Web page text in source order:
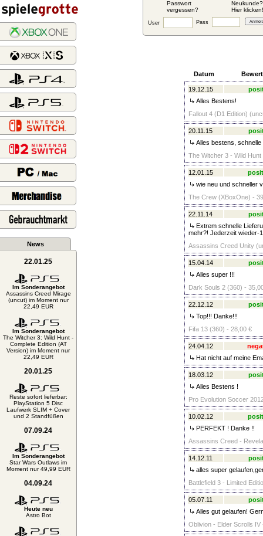
Passwort
vergessen?
Neukunde?
Hier klicken!
User Pass
News
22.01.25
Im Sonderangebot
Assassins Creed Mirage
(uncut) im Moment nur
22,49 EUR
Im Sonderangebot
The Witcher 3: Wild Hunt -
Complete Edition (AT
Version) im Moment nur
22,49 EUR
20.01.25
Reste sofort lieferbar:
PlayStation 5 Disc
Laufwerk SLIM + Cover
und 2 Standfüßen
07.09.24
Im Sonderangebot
Star Wars Outlaws im
Moment nur 49,99 EUR
04.09.24
Heute neu
Astro Bot
Datum
19.12.15
Alles Bestens!
Fallout 4 (D1 Edition)
20.11.15
Alles bestens, schnelle
The Witcher 3 - Wild
12.01.15
wie neu und schneller
The Crew (XBoxOne) -
22.11.14
Extrem schnelle
mehr?! Jederzeit wieder-
Assassins Creed Unity
15.04.14
Alles super !!!
Dark Souls 2 (360) -
22.12.12
Top!!! Danke!!!
Fifa 13 (360) - 28,00 €
24.04.12
Hat nicht auf meine
18.03.12
Alles Bestens !
Pro Evolution Soccer
10.02.12
PERFEKT ! Danke !!
Assassins Creed -
14.12.11
alles super
Battlefield 3 - Limited
05.07.11
Alles gut gelaufen!
Oblivion - Elder Scrolls